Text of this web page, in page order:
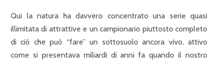
Qui la natura ha davvero concentrato una serie quasi
illimitata di attrattive e un campionario piuttosto completo
di ciò che può “fare” un sottosuolo ancora vivo, attivo
come si presentava miliardi di anni fa quando il nostro